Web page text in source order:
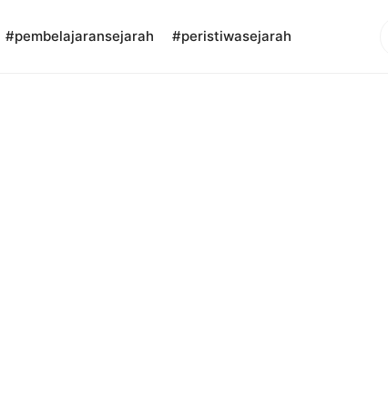
#pembelajaransejarah #peristiwasejarah